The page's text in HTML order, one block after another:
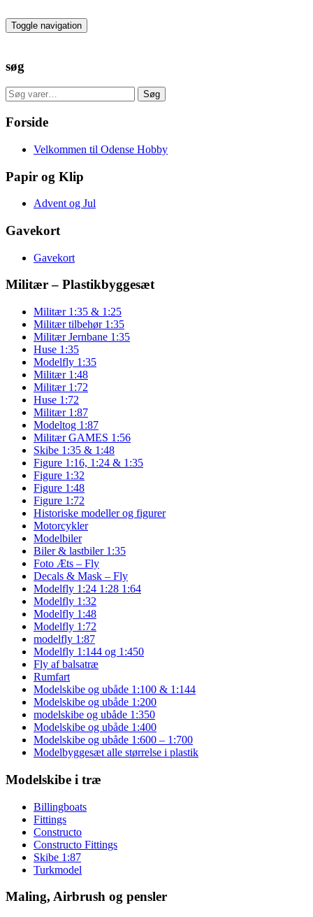
to
the
Toggle navigation
søg
Søg
efter:
Søg
Forside
Velkommen til Odense Hobby
Papir og Klip
Advent og Jul
Gavekort
Gavekort
Militær – Plastikbyggesæt
Militær 1:35 & 1:25
Militær tilbehør 1:35
Militær Jernbane 1:35
Huse 1:35
Modelfly 1:35
Militær 1:48
Militær 1:72
Huse 1:72
Militær 1:87
Modeltog 1:87
Militær GAMES 1:56
Skibe 1:35 & 1:48
Figure 1:16, 1:24 & 1:35
Figure 1:32
Figure 1:48
Figure 1:72
Historiske modeller og figurer
Motorcykler
Modelbiler
Biler & lastbiler 1:35
Foto Æts – Fly
Decals & Mask – Fly
Modelfly 1:24 1:28 1:64
Modelfly 1:32
Modelfly 1:48
Modelfly 1:72
modelfly 1:87
Modelfly 1:144 og 1:450
Fly af balsatræ
Rumfart
Modelskibe og ubåde 1:100 & 1:144
Modelskibe og ubåde 1:200
modelskibe og ubåde 1:350
Modelskibe og ubåde 1:400
Modelskibe og ubåde 1:600 – 1:700
Modelbyggesæt alle størrelse i plastik
Modelskibe i træ
Billingboats
Fittings
Constructo
Constructo Fittings
Skibe 1:87
Turkmodel
Maling, Airbrush og pensler